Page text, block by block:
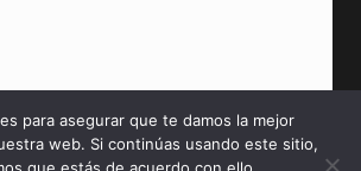
para asegurar que te damos la mejor
web. Si continúas usando este sitio,